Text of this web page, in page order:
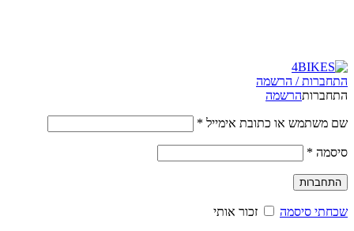
התחברות / הרשמה
התחברותהרשמה
שם משתמש או כתובת אימייל *
סיסמה *
התחברות
שכחתי סיסמה
זכור אותי